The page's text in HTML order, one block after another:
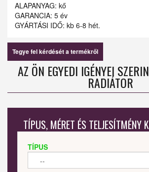
ALAPANYAG: kő
GARANCIA: 5 év
GYÁRTÁSI IDŐ: kb 6-8 hét.
Tegye fel kérdését a termékről
AZ ÖN EGYEDI IGÉNYEI
RADIÁTOR
TÍPUS, MÉRET ÉS TELJESÍTMÉNY
TÍPUS